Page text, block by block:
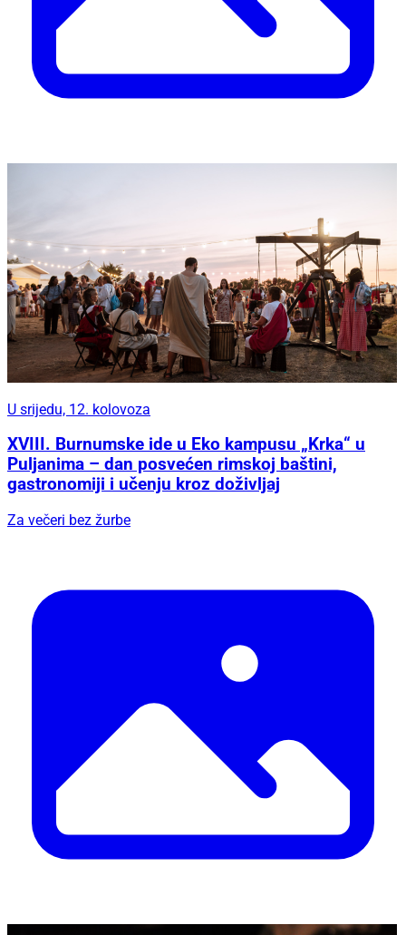
U srijedu, 12. kolovoza
XVIII. Burnumske ide u Eko kampusu „Krka“ u
Puljanima – dan posvećen rimskoj baštini,
gastronomiji i učenju kroz doživljaj
Za večeri bez žurbe